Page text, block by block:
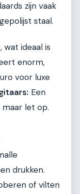
zijn vaak
staal.
wat ideaal is
enorm,
voor luxe
Een
maar let op.
drukken.
of vilten